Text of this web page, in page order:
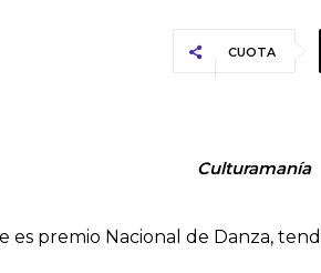
CUOTA
Culturamanía
premio Nacional de Danza,